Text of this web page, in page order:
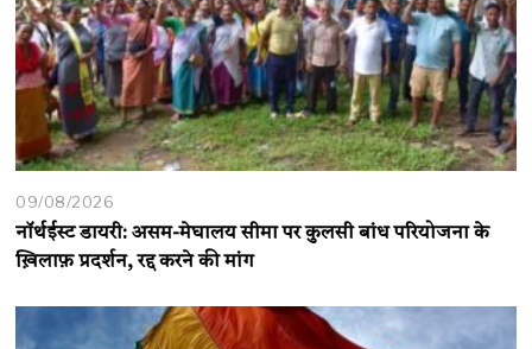
09/08/2026
नॉर्थईस्ट डायरी: असम-मेघालय सीमा पर कुलसी बांध परियोजना के
ख़िलाफ़ प्रदर्शन, रद्द करने की मांग